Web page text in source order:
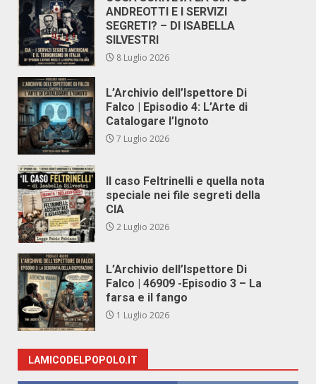
ANDREOTTI E I SERVIZI
SEGRETI? – DI ISABELLA
SILVESTRI
8 Luglio 2026
L’Archivio dell’Ispettore Di
Falco | Episodio 4: L’Arte di
Catalogare l’Ignoto
7 Luglio 2026
Il caso Feltrinelli e quella nota
speciale nei file segreti della
CIA
2 Luglio 2026
L’Archivio dell’Ispettore Di
Falco | 46909 -Episodio 3 – La
farsa e il fango
1 Luglio 2026
LAMICODELPOPOLO.IT